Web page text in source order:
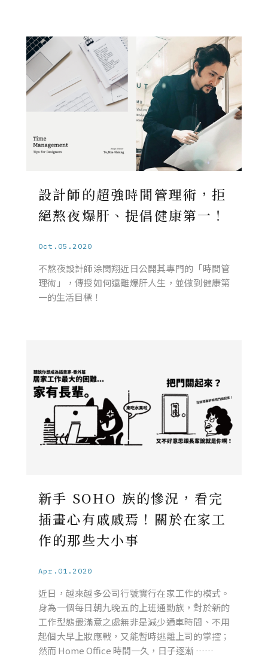
設計師的超強時間管理術，拒
絕熬夜爆肝、提倡健康第一！
Oct.05.2020
不熬夜設計師涂閔翔近日公開其專門的「時間管
理術」，傳授如何遠離爆肝人生，並做到健康第
一的生活目標！
新手 SOHO 族的慘況，看完
插畫心有戚戚焉！關於在家工
作的那些大小事
Apr.01.2020
近日，越來越多公司行號實行在家工作的模式。
身為一個每日朝九晚五的上班通勤族，對於新的
工作型態最滿意之處無非是減少通車時間、不用
起個大早上妝應戰，又能暫時逃離上司的掌控；
然而 Home Office 時間一久，日子逐漸 ……